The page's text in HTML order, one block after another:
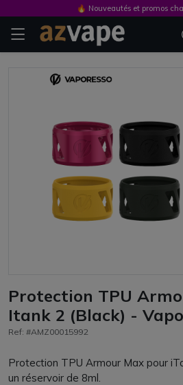
Protection TPU
Itank 2 (Black) -
Ref: #AMZ00015992
Protection TPU Armour Max pour
un réservoir de 8ml.
🔥 Nouveautés et promos